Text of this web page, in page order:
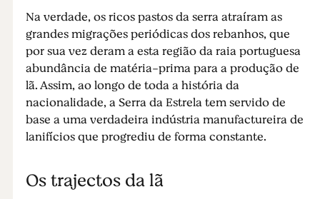
Na verdade, os ricos pastos da serra atraíram as
grandes migrações periódicas dos rebanhos, que
por sua vez deram a esta região da raia portuguesa
abundância de matéria-prima para a produção de
lã. Assim, ao longo de toda a história da
nacionalidade, a Serra da Estrela tem servido de
base a uma verdadeira indústria manufactureira de
lanifícios que progrediu de forma constante.
Os trajectos da lã